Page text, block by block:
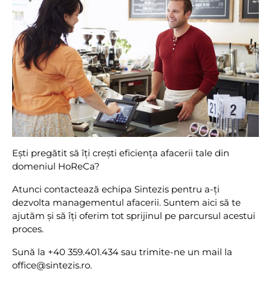
Ești pregătit să îți crești eficiența afacerii tale din
domeniul HoReCa?
Atunci contactează echipa Sintezis pentru a-ți
dezvolta managementul afacerii. Suntem aici să te
ajutăm și să îți oferim tot sprijinul pe parcursul acestui
proces.
Sună la +40 359.401.434 sau trimite-ne un mail la
office@sintezis.ro.